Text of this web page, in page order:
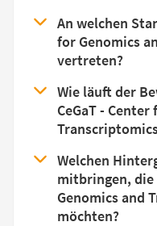
An welchen
for Genomics
vertreten?
Wie läuft der
CeGaT -
Welchen
mitbringen, die
Genomics and
möchten?